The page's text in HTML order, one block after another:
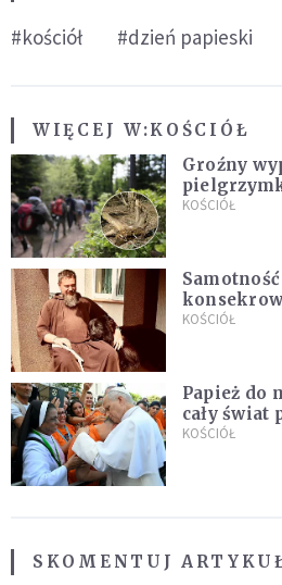
#kościół #dzień papieski
WIĘCEJ W:KOŚCIÓŁ
Groźny
do szpitala
KOŚCIÓŁ
Życie w
KOŚCIÓŁ
Papież do
cały świat
nowych
KOŚCIÓŁ
SKOMENTUJ